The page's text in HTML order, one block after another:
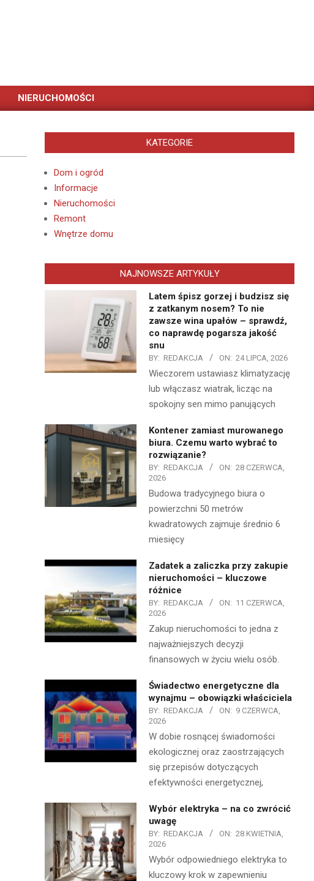
NIERUCHOMOŚCI
KATEGORIE
Dom i ogród
Informacje
Nieruchomości
Remont
Wnętrze domu
NAJNOWSZE ARTYKUŁY
Latem śpisz gorzej i budzisz się
z zatkanym nosem? To nie
zawsze wina upałów – sprawdź,
co naprawdę pogarsza jakość
snu
BY: REDAKCJA ON: 24 LIPCA, 2026
Wieczorem ustawiasz klimatyzację
lub włączasz wiatrak, licząc na
spokojny sen mimo panujących
Kontener zamiast murowanego
biura. Czemu warto wybrać to
rozwiązanie?
BY: REDAKCJA ON: 28 CZERWCA,
2026
Budowa tradycyjnego biura o
powierzchni 50 metrów
kwadratowych zajmuje średnio 6
miesięcy
Zadatek a zaliczka przy zakupie
nieruchomości – kluczowe
różnice
BY: REDAKCJA ON: 11 CZERWCA,
2026
Zakup nieruchomości to jedna z
najważniejszych decyzji
finansowych w życiu wielu osób.
Świadectwo energetyczne dla
wynajmu – obowiązki właściciela
BY: REDAKCJA ON: 9 CZERWCA,
2026
W dobie rosnącej świadomości
ekologicznej oraz zaostrzających
się przepisów dotyczących
efektywności energetycznej,
Wybór elektryka – na co zwrócić
uwagę
BY: REDAKCJA ON: 28 KWIETNIA,
2026
Wybór odpowiedniego elektryka to
kluczowy krok w zapewnieniu